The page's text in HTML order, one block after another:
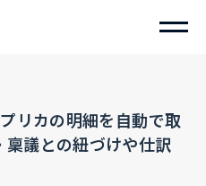
リカの明細を自動で取
議との紐づけや仕訳